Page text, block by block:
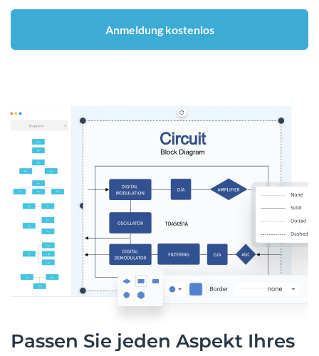
Anmeldung kostenlos
Passen Sie jeden Aspekt Ihres